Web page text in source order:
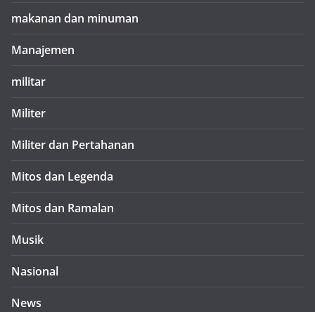
makanan dan minuman
Manajemen
militar
Militer
Militer dan Pertahanan
Mitos dan Legenda
Mitos dan Ramalan
Musik
Nasional
News